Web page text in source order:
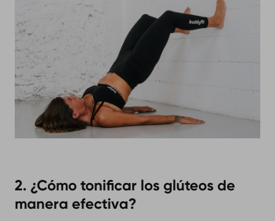
2. ¿Cómo tonificar los glúteos de
manera efectiva?